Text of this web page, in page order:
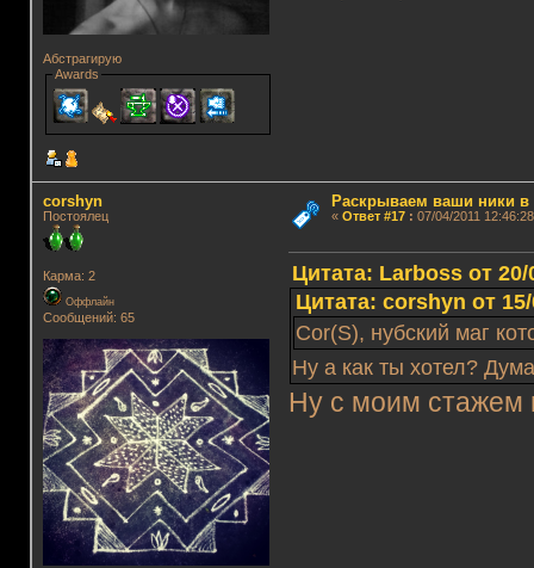
Абстрагирую
Awards
corshyn
Постоялец
Карма: 2
Оффлайн
Сообщений: 65
Раскрываем ваши ники в
« Ответ #17: 07/04/2011
Цитата: Lаrboss от 20/
Цитата: corshyn от
Cor(S), нубский маг
Ну а как ты хотел?
Ну с моим стажем